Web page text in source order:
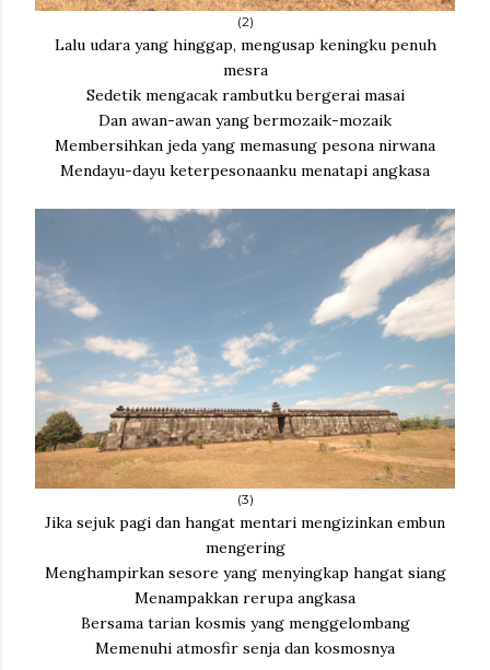
(2)
Lalu udara yang hinggap, mengusap keningku penuh
mesra
Sedetik mengacak rambutku bergerai masai
Dan awan-awan yang bermozaik-mozaik
Membersihkan jeda yang memasung pesona nirwana
Mendayu-dayu keterpesonaanku menatapi angkasa
(3)
Jika sejuk pagi dan hangat mentari mengizinkan embun
mengering
Menghampirkan sesore yang menyingkap hangat siang
Menampakkan rerupa angkasa
Bersama tarian kosmis yang menggelombang
Memenuhi atmosfir senja dan kosmosnya